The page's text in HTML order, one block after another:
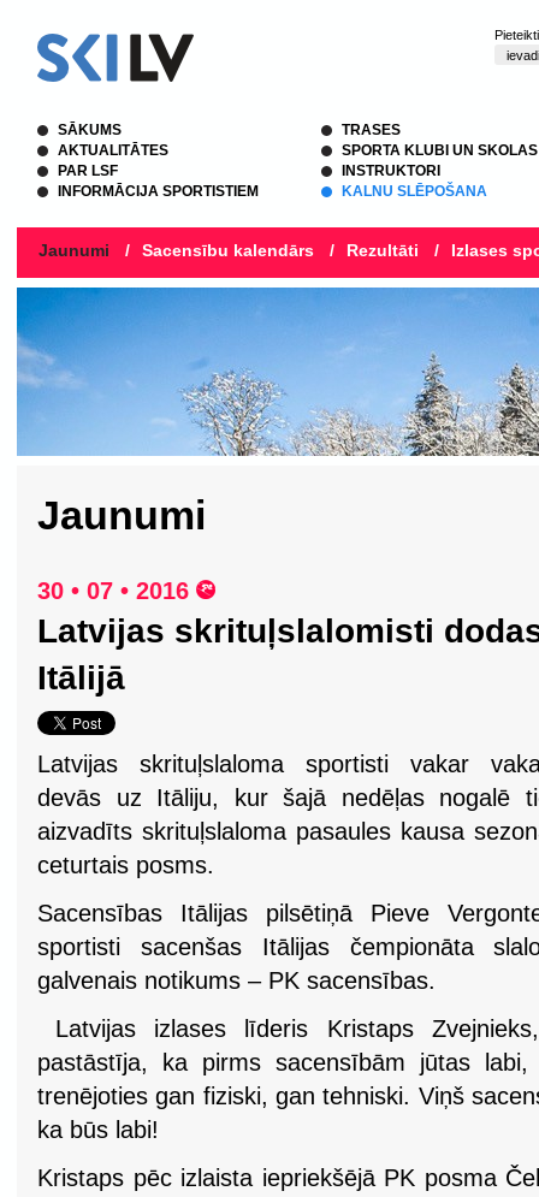
SĀKUMS
AKTUALITĀTES
PAR LSF
INFORMĀCIJA SPORTISTIEM
TRASES
SPORTA KLUBI UN SKOLAS
INSTRUKTORI
KALNU SLĒPOŠANA
Jaunumi / Sacensību kalendārs / Rezultāti / Izlases
Jaunumi
30 • 07 • 2016
Latvijas skrituļslalomisti
Itālijā
Latvijas skrituļslaloma sportisti vakar
devās uz Itāliju, kur šajā nedēļas nogalē
aizvadīts skrituļslaloma pasaules kausa
ceturtais posms.
Sacensības Itālijas pilsētiņā Pieve
sportisti sacenšas Itālijas čempionāta
galvenais notikums – PK sacensības.
Latvijas izlases līderis Kristaps
pastāstīja, ka pirms sacensībām jūtas
trenējoties gan fiziski, gan tehniski. Viņš
ka būs labi!
Kristaps pēc izlaista iepriekšējā PK posma